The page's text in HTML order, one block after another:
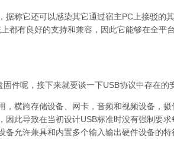
据称它还可以感染其它通过宿主PC上接驳的
都有良好的支持和兼容，因此它能够在全平
件呢，接下来就要谈一下USB协议中存在的
，横跨存储设备、网卡，音频和视频设备，
因此导致在当初设计USB标准时没有强制要
备允许兼具和内置多个输入输出硬件设备的特